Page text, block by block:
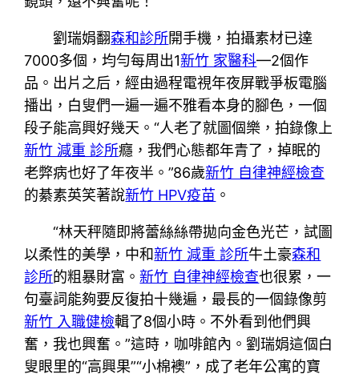
劉瑞娟翻森和診所開手機，拍攝素材已達
7000多個，均勻每周出1新竹 家醫科—2個作
品。出片之后，經由過程電視年夜屏戰爭板電腦
播出，白叟們一遍一遍不雅看本身的腳色，一個
段子能高興好幾天。“人老了就圖個樂，拍錄像上
新竹 減重 診所癮，我們心態都年青了，掉眠的
老弊病也好了年夜半。”86歲新竹 自律神經檢查
的綦素英笑著說新竹 HPV疫苗 。
“林天秤隨即將蕾絲絲帶拋向金色光芒，試圖
以柔性的美學，中和新竹 減重 診所牛土豪森和
診所的粗暴財富。新竹 自律神經檢查也很累，一
句臺詞能夠要反復拍十幾遍，最長的一個錄像剪
新竹 入職健檢輯了8個小時。不外看到他們興
奮，我也興奮。”這時，咖啡館內。劉瑞娟這個白
叟眼里的“高興果”“小棉襖”，成了老年公寓的寶